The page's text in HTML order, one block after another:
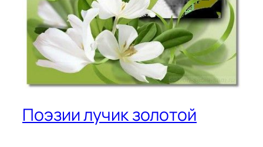
Поэзии лучик золотой